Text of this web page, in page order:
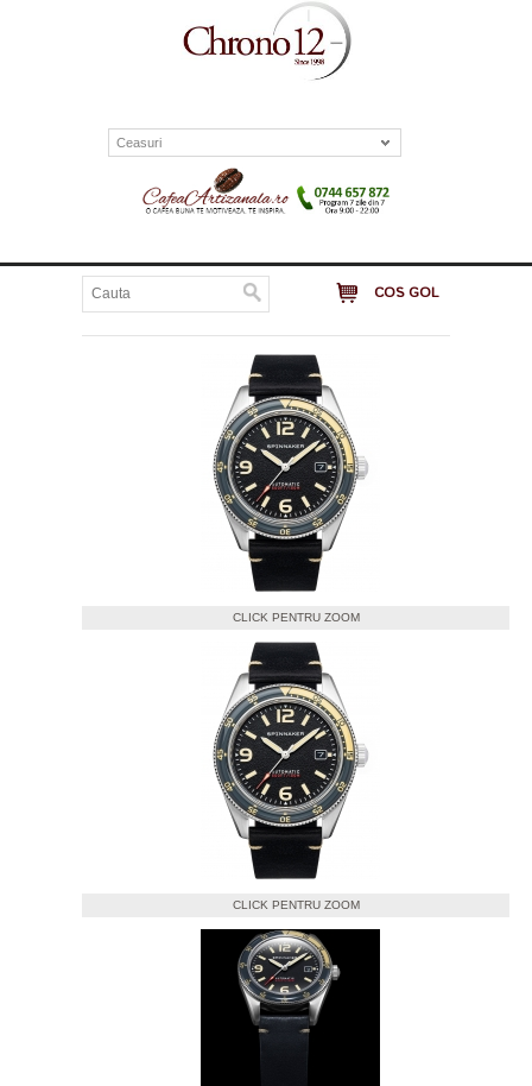
Ceasuri
COS GOL
CLICK PENTRU ZOOM
CLICK PENTRU ZOOM